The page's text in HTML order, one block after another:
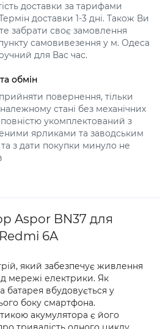
доставки за тарифами
доставки 1-3 дні. Також Ви
забрати своє замовлення
самовивезення у м. Одеса
для Вас час.
обмін
повернення, тільки
стані без механічних
укомплектований з
ярликами та заводським
з дати покупки минуло не
Aspor BN37 для
6A
який забезпечує живлення
мережі електрики. Як
батарея вбудовується у
боку смартфона.
акумулятора є його